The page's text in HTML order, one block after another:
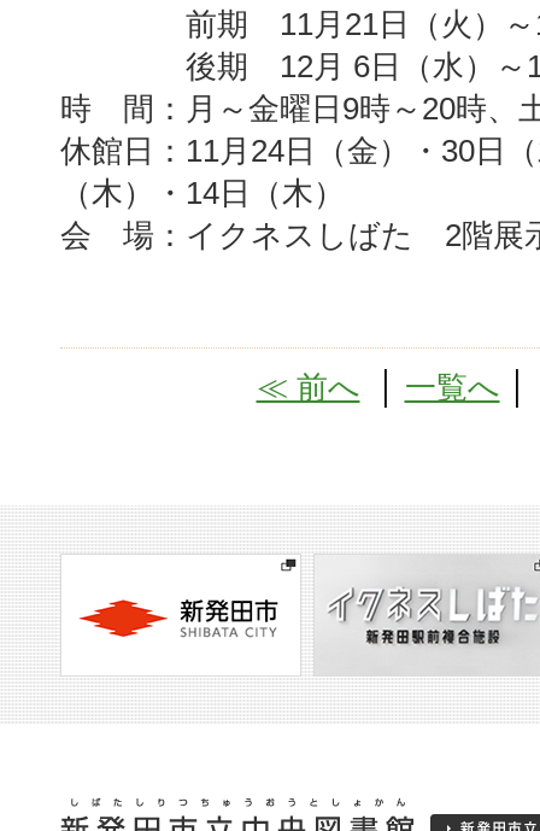
前期 11月21日（火）～12
後期 12月 6日（水）～12
時 間：月～金曜日9時～20時、
休館日：11月24日（金）・30日
（木）・14日（木）
会 場：イクネスしばた 2階展
≪ 前へ 一覧へ